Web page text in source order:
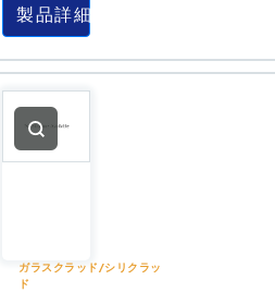
製品詳細
ガラスクラッド/シリクラッ
ド